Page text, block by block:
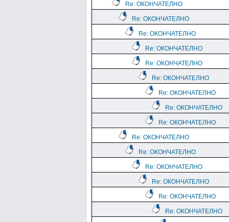
Re: ОКОНЧАТЕЛНО
Re: ОКОНЧАТЕЛНО
Re: ОКОНЧАТЕЛНО
Re: ОКОНЧАТЕЛНО
Re: ОКОНЧАТЕЛНО
Re: ОКОНЧАТЕЛНО
Re: ОКОНЧАТЕЛНО
Re: ОКОНЧАТЕЛНО
Re: ОКОНЧАТЕЛНО
Re: ОКОНЧАТЕЛНО
Re: ОКОНЧАТЕЛНО
Re: ОКОНЧАТЕЛНО
Re: ОКОНЧАТЕЛНО
Re: ОКОНЧАТЕЛНО
Re: ОКОНЧАТЕЛНО